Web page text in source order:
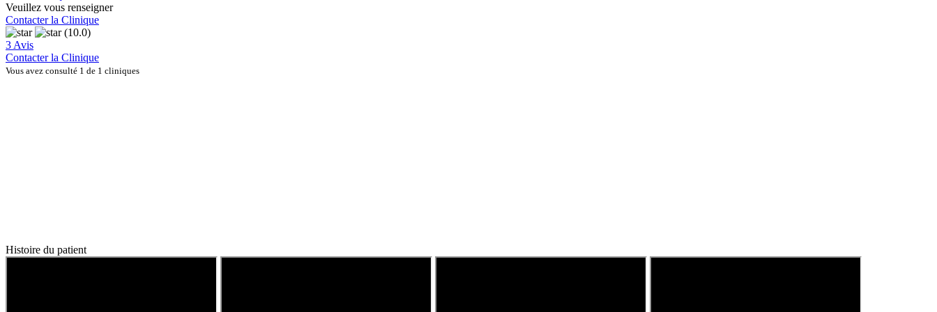
Veuillez vous renseigner
Contacter la Clinique
(10.0)
3 Avis
Contacter la Clinique
Vous avez consulté 1 de 1 cliniques
Histoire du patient